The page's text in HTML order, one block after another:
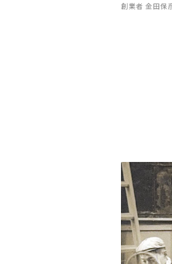
創業者 金田保